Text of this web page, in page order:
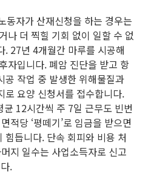
동자가 산재신청을 하는 경우는
나 더 찍힐 기회 없이 일할 수 없
. 27년 4개월간 마루를 시공해
자입니다. 폐암 진단을 받고 항
공 작업 중 발생한 위해물질과
로 요양 신청서를 접수합니다.
12시간씩 주 7일 근무도 빈번
적당 ‘평떼기’로 임금을 받으면
듭니다. 단속 회피와 비용 처
지 일수는 사업소득자로 신고
.